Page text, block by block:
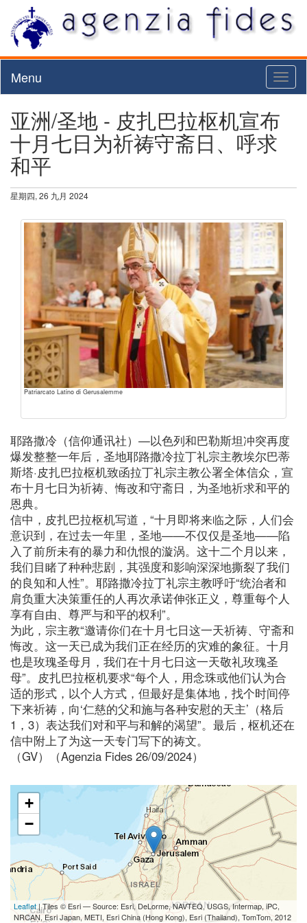
Menu
亚洲/圣地 - 皮扎巴拉枢机宣布
十月七日为祈祷守斋日、呼求
和平
星期四, 26 九月 2024
Patriarcato Latino di Gerusalemme
耶路撒冷（信仰通讯社）—以色列和巴勒斯坦冲突再度
爆发整整一年后，圣地耶路撒冷拉丁礼宗主教埃尔巴蒂
斯塔·皮扎巴拉枢机致函拉丁礼宗主教公署全体信众，宣
布十月七日为祈祷、悔改和守斋日，为圣地祈求和平的
恩典。
信中，皮扎巴拉枢机写道，“十月即将来临之际，人们会
意识到，在过去一年里，圣地——不仅仅是圣地——陷
入了前所未有的暴力和仇恨的漩涡。这十二个月以来，
我们目睹了种种悲剧，其强度和影响深深地撕裂了我们
的良知和人性”。耶路撒冷拉丁礼宗主教呼吁“统治者和
肩负重大决策重任的人再次承诺伸张正义，尊重每个人
享有自由、尊严与和平的权利”。
为此，宗主教“邀请你们在十月七日这一天祈祷、守斋和
悔改。这一天已成为我们正在经历的灾难的象征。十月
也是玫瑰圣母月，我们在十月七日这一天敬礼玫瑰圣
母”。皮扎巴拉枢机要求“每个人，用念珠或他们认为合
适的形式，以个人方式，但最好是集体地，找个时间停
下来祈祷，向‘仁慈的父和施与各种安慰的天主’（格后
1，3）表达我们对和平与和解的渴望”。最后，枢机还在
信中附上了为这一天专门写下的祷文。
（GV）（Agenzia Fides 26/09/2024）
+
−
Leaflet | Tiles © Esri — Source: Esri, DeLorme, NAVTEQ, USGS, Intermap, iPC,
NRCAN, Esri Japan, METI, Esri China (Hong Kong), Esri (Thailand), TomTom, 2012